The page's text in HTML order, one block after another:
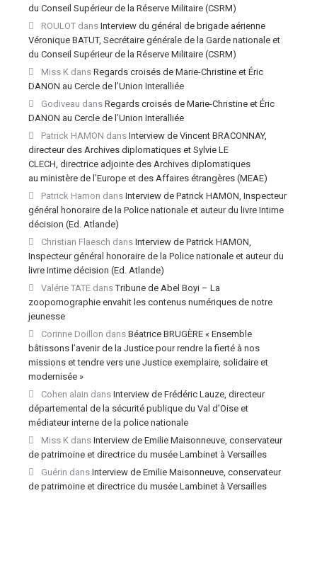
du Conseil Supérieur de la Réserve Militaire (CSRM)
ROULOT dans Interview du général de brigade aérienne
Véronique BATUT, Secrétaire générale de la Garde nationale et
du Conseil Supérieur de la Réserve Militaire (CSRM)
Miss K dans Regards croisés de Marie-Christine et Éric
DANON au Cercle de l’Union Interalliée
Godiveau dans Regards croisés de Marie-Christine et Éric
DANON au Cercle de l’Union Interalliée
Patrick HAMON dans Interview de Vincent BRACONNAY,
directeur des Archives diplomatiques et Sylvie LE
CLECH, directrice adjointe des Archives diplomatiques
au ministère de l’Europe et des Affaires étrangères (MEAE)
Patrick Hamon dans Interview de Patrick HAMON, Inspecteur
général honoraire de la Police nationale et auteur du livre Intime
décision (Ed. Atlande)
Christian Flaesch dans Interview de Patrick HAMON,
Inspecteur général honoraire de la Police nationale et auteur du
livre Intime décision (Ed. Atlande)
Valérie TATE dansTribune de Abel Boyi – La
zoopornographie envahit les contenus numériques de notre
jeunesse
Corinne Doillon dans Béatrice BRUGÈRE « Ensemble
bâtissons l’avenir de la Justice pour rendre la fierté à nos
missions et tendre vers une Justice exemplaire, solidaire et
modernisée »
Cohen alain dans Interview de Frédéric Lauze, directeur
départemental de la sécurité publique du Val d’Oise et
médiateur interne de la police nationale
Miss K dans Interview de Emilie Maisonneuve, conservateur
de patrimoine et directrice du musée Lambinet à Versailles
Guérin dans Interview de Emilie Maisonneuve, conservateur
de patrimoine et directrice du musée Lambinet à Versailles